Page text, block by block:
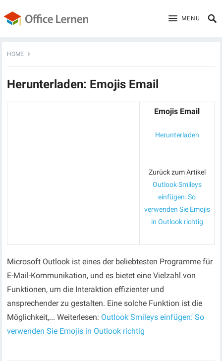
MENU
HOME
Herunterladen: Emojis Email
Emojis Email
Herunterladen
Zurück zum Artikel
Outlook Smileys
einfügen: So
verwenden Sie Emojis
in Outlook richtig
Microsoft Outlook ist eines der beliebtesten Programme für
E-Mail-Kommunikation, und es bietet eine Vielzahl von
Funktionen, um die Interaktion effizienter und
ansprechender zu gestalten. Eine solche Funktion ist die
Möglichkeit,... Weiterlesen: Outlook Smileys einfügen: So
verwenden Sie Emojis in Outlook richtig